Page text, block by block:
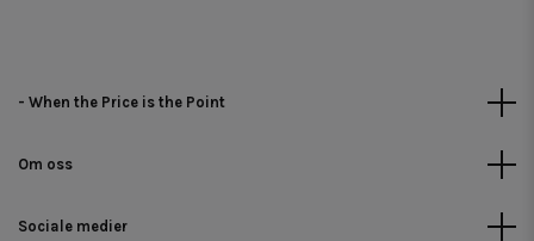
- When the Price is the Point
Om oss
Sociale medier